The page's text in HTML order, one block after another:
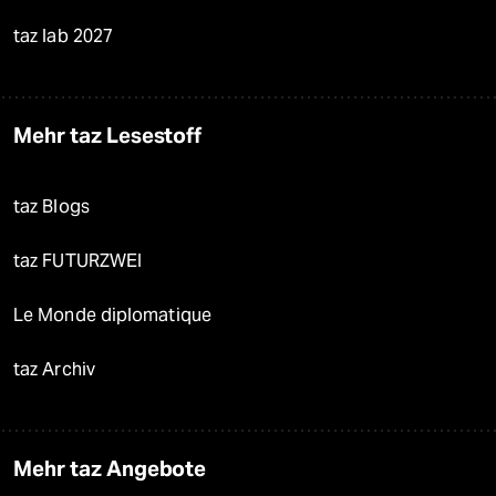
taz lab 2027
Mehr taz Lesestoff
taz Blogs
taz FUTURZWEI
Le Monde diplomatique
taz Archiv
Mehr taz Angebote